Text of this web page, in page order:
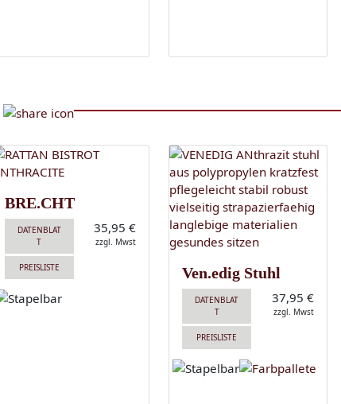
BRE.CHT
DATENBLAT
T
PREISLISTE
35,95 €
zzgl. Mwst
Ven.edig Stuhl
DATENBLAT
T
PREISLISTE
37,95 €
zzgl. Mwst